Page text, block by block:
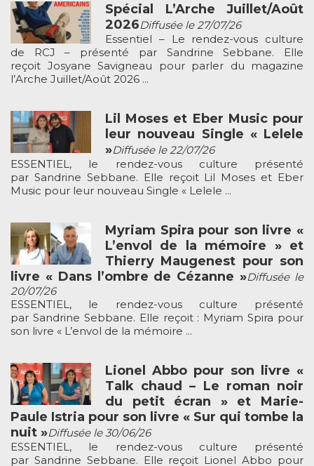
Spécial L’Arche Juillet/Août
2026Diffusée le 27/07/26
Essentiel – Le rendez-vous culture
de RCJ – présenté par Sandrine Sebbane. Elle
reçoit Josyane Savigneau pour parler du magazine
l’Arche Juillet/Août 2026 ...
Lil Moses et Eber Music pour
leur nouveau Single « Lelele
»Diffusée le 22/07/26
ESSENTIEL, le rendez-vous culture présenté
par Sandrine Sebbane. Elle reçoit Lil Moses et Eber
Music pour leur nouveau Single « Lelele ...
Myriam Spira pour son livre «
L’envol de la mémoire » et
Thierry Maugenest pour son
livre « Dans l’ombre de Cézanne »Diffusée le
20/07/26
ESSENTIEL, le rendez-vous culture présenté
par Sandrine Sebbane. Elle reçoit : Myriam Spira pour
son livre « L’envol de la mémoire ...
Lionel Abbo pour son livre «
Talk chaud – Le roman noir
du petit écran » et Marie-
Paule Istria pour son livre « Sur qui tombe la
nuit »Diffusée le 30/06/26
ESSENTIEL, le rendez-vous culture présenté
par Sandrine Sebbane. Elle reçoit Lionel Abbo pour